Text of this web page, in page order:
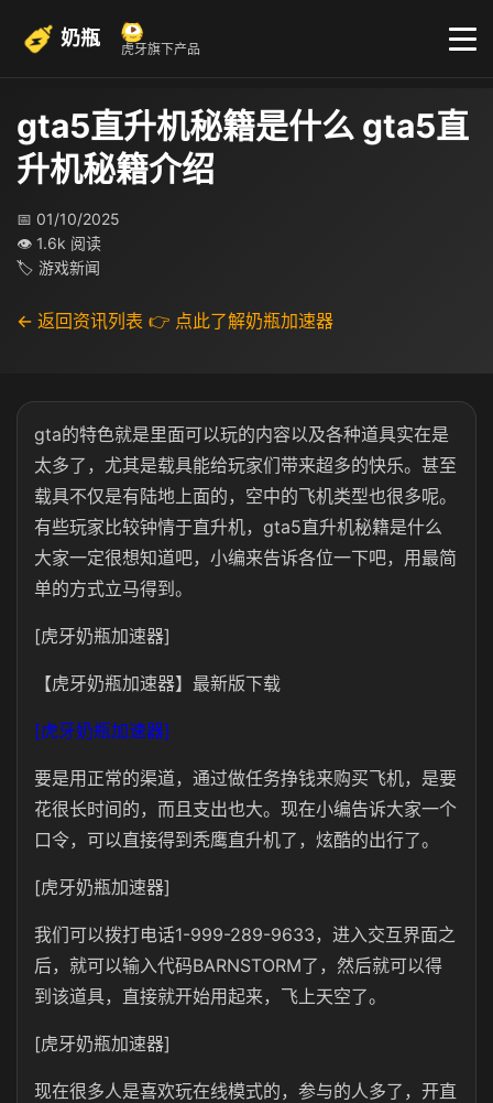
奶瓶 虎牙旗下产品
gta5直升机秘籍是什么 gta5直
升机秘籍介绍
📅 01/10/2025
👁 1.6k 阅读
🏷 游戏新闻
← 返回资讯列表 👉 点此了解奶瓶加速器
gta的特色就是里面可以玩的内容以及各种道具实在是
太多了，尤其是载具能给玩家们带来超多的快乐。甚至
载具不仅是有陆地上面的，空中的飞机类型也很多呢。
有些玩家比较钟情于直升机，gta5直升机秘籍是什么
大家一定很想知道吧，小编来告诉各位一下吧，用最简
单的方式立马得到。
[虎牙奶瓶加速器]
【虎牙奶瓶加速器】最新版下载
[虎牙奶瓶加速器]
要是用正常的渠道，通过做任务挣钱来购买飞机，是要
花很长时间的，而且支出也大。现在小编告诉大家一个
口令，可以直接得到秃鹰直升机了，炫酷的出行了。
[虎牙奶瓶加速器]
我们可以拨打电话1-999-289-9633，进入交互界面之
后，就可以输入代码BARNSTORM了，然后就可以得
到该道具，直接就开始用起来，飞上天空了。
[虎牙奶瓶加速器]
现在很多人是喜欢玩在线模式的，参与的人多了，开直